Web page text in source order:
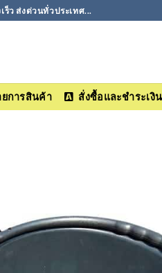
ร็ว ส่งด่วนทั่วประเทศ...
ยการสินค้า สั่งซื้อและชำระเงิน